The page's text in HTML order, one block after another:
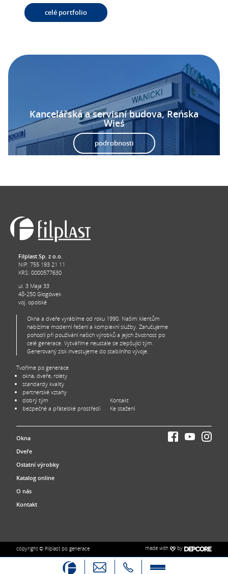
celé portfolio
Kancelářská a servisní budova, Reńska
Wieś
podrobnosti
Filplast Sp. z o.o.
NIP: 755 193 21 11
KRS: 0000577630
ul. 3 Maja 33
48-250 Głogówek
voj. opolské
Okna a dveře vyrábíme od roku 1990. Našim klientům
nabízíme moderní řešení a komplexní služby. Zaručujeme
pohodlí při používání našich výrobků a jejich životnost po
celé generace. Vytváříme neustále se zlepšující tým.
Generovaný zisk investujeme do stabilního vývoje.
Tvoříme po generace
okna, dveře, rolety
standardy kvality
partnerské vztahy
dobrý tým
bezpečné a přátelské prostředí
Kontakt
Ke stažení
Okna
Dveře
Ostatní výrobky
Katalog online
O nás
Kontakt
copyright © Filplast po generace made with by